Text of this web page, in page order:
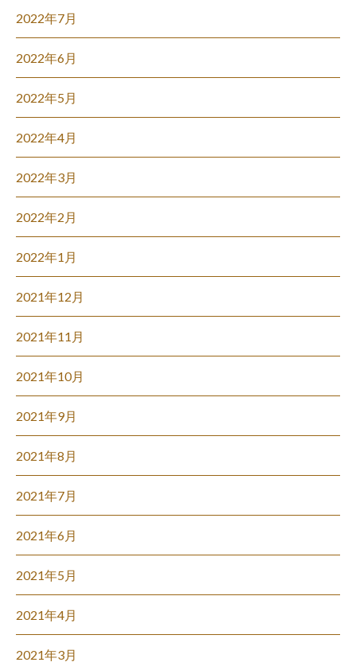
2022年7月
2022年6月
2022年5月
2022年4月
2022年3月
2022年2月
2022年1月
2021年12月
2021年11月
2021年10月
2021年9月
2021年8月
2021年7月
2021年6月
2021年5月
2021年4月
2021年3月